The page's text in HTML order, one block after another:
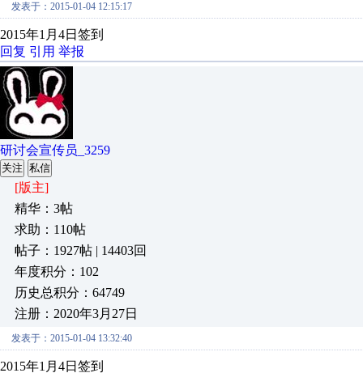
发表于：2015-01-04 12:15:17
2015年1月4日签到
回复 引用 举报
研讨会宣传员_3259
关注 私信
[版主]
精华：3帖
求助：110帖
帖子：1927帖 | 14403回
年度积分：102
历史总积分：64749
注册：2020年3月27日
发表于：2015-01-04 13:32:40
2015年1月4日签到